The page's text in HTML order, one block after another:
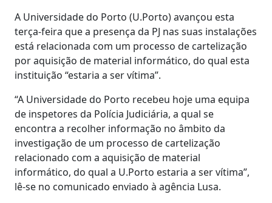
A Universidade do Porto (U.Porto) avançou esta
terça-feira que a presença da PJ nas suas instalações
está relacionada com um processo de cartelização
por aquisição de material informático, do qual esta
instituição “estaria a ser vítima”.
“A Universidade do Porto recebeu hoje uma equipa
de inspetores da Polícia Judiciária, a qual se
encontra a recolher informação no âmbito da
investigação de um processo de cartelização
relacionado com a aquisição de material
informático, do qual a U.Porto estaria a ser vítima”,
lê-se no comunicado enviado à agência Lusa.